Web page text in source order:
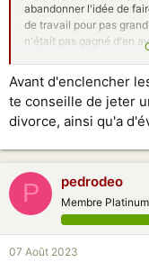
abandonner l'idée de
de travail pour pas
n'était pas gagné d'en
Comme nous avons
toute façon inévitable.
J'ai trouvé cet article
https://chinoistips.com/
mairie de mon lieu de
sur le site car je suis en
strictement sur ce qui
?
Auriez-vous des articles
qui va changer pour elle
Avant d'enclencher
te conseille de jeter
divorce, ainsi qu'a
P pedrodeo
Membre Platinum
07 Août 2023